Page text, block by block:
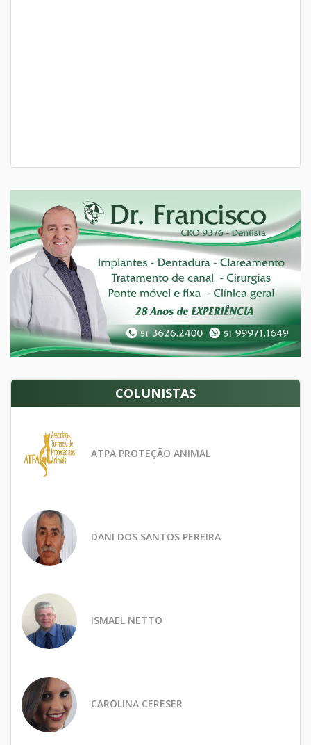
COLUNISTAS
ATPA PROTEÇÃO ANIMAL
DANI DOS SANTOS PEREIRA
ISMAEL NETTO
CAROLINA CERESER